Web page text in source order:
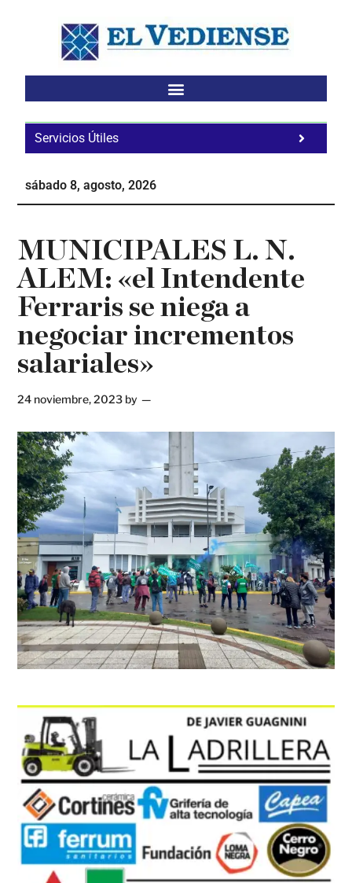
Servicios Útiles
sábado 8, agosto, 2026
MUNICIPALES L. N.
ALEM: «el Intendente
Ferraris se niega a
negociar incrementos
salariales»
24 noviembre, 2023 by